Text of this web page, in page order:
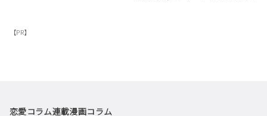
【PR】
恋愛コラム連載漫画コラム